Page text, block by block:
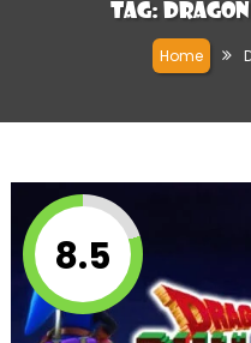
Tag:
Home
8.5